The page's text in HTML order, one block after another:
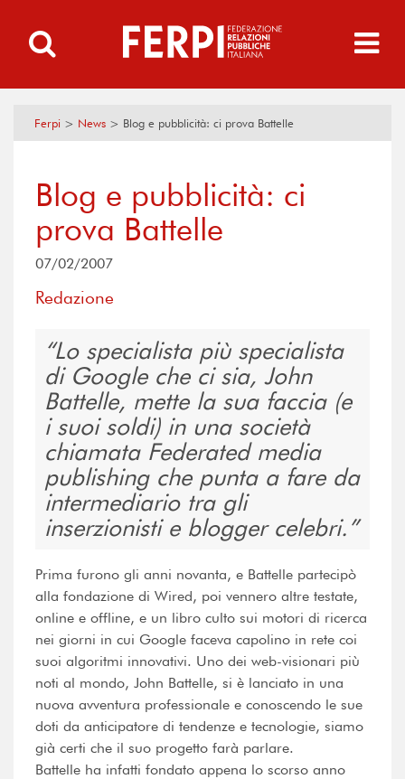
Ferpi > News > Blog e pubblicità: ci prova Battelle
Blog e pubblicità: ci
prova Battelle
07/02/2007
Redazione
Lo specialista più specialista
di Google che ci sia, John
Battelle, mette la sua faccia (e
i suoi soldi) in una società
chiamata Federated media
publishing che punta a fare da
intermediario tra gli
inserzionisti e blogger celebri.
Prima furono gli anni novanta, e Battelle partecipò
alla fondazione di Wired, poi vennero altre testate,
online e offline, e un libro culto sui motori di ricerca
nei giorni in cui Google faceva capolino in rete coi
suoi algoritmi innovativi. Uno dei web-visionari più
noti al mondo, John Battelle, si è lanciato in una
nuova avventura professionale e conoscendo le sue
doti da anticipatore di tendenze e tecnologie, siamo
già certi che il suo progetto farà parlare.
Battelle ha infatti fondato appena lo scorso anno